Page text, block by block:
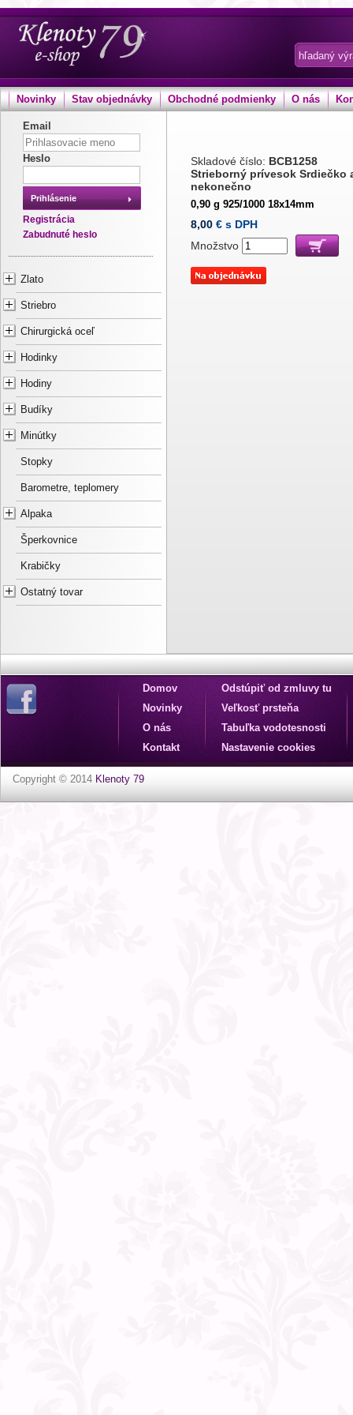
Novinky Stav objednávky Obchodné podmienky O nás
Email
Heslo
Prihlásenie
Registrácia
Zabudnuté heslo
Zlato
Striebro
Chirurgická oceľ
Hodinky
Hodiny
Budíky
Minútky
Stopky
Barometre, teplomery
Alpaka
Šperkovnice
Krabičky
Ostatný tovar
Skladové číslo: BCB1258
Strieborný prívesok Srdiečko
nekonečno
0,90 g 925/1000 18x14mm
8,00 € s DPH
Množstvo
Domov
Novinky
O nás
Kontakt
Odstúpiť od zmluvy tu
Veľkosť prsteňa
Tabuľka vodotesnosti
Nastavenie cookies
Copyright © 2014 Klenoty 79